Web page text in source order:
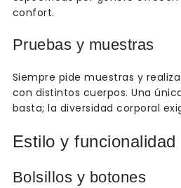
confort.
Pruebas y muestras
Siempre pide muestras y
con distintos cuerpos. Una
basta; la diversidad corporal
Estilo y funcionalidad
Bolsillos y botones